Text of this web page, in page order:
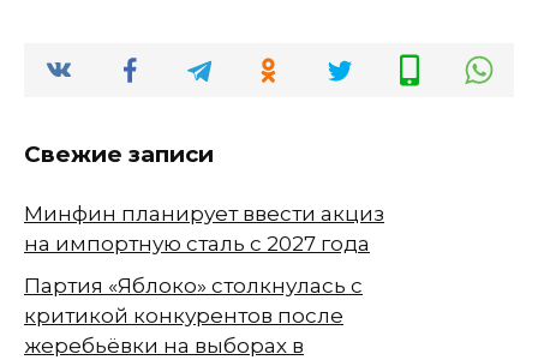
Свежие записи
Минфин планирует ввести акциз
на импортную сталь с 2027 года
Партия «Яблоко» столкнулась с
критикой конкурентов после
жеребьёвки на выборах в